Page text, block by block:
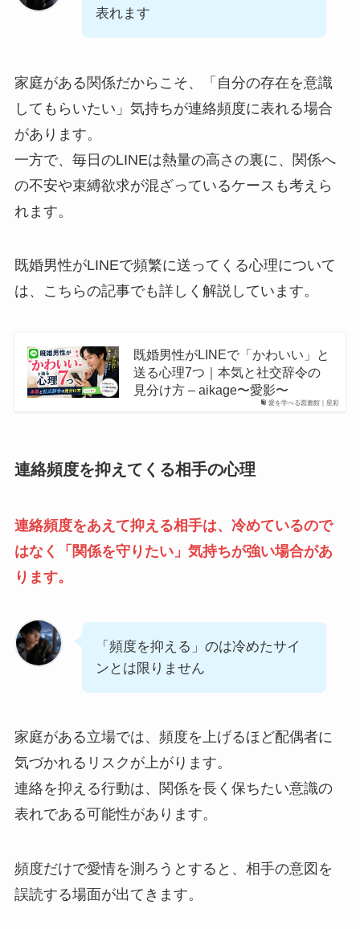
表れます
家庭がある関係だからこそ、「自分の存在を意識
してもらいたい」気持ちが連絡頻度に表れる場合
があります。
一方で、毎日のLINEは熱量の高さの裏に、関係へ
の不安や束縛欲求が混ざっているケースも考えら
れます。
既婚男性がLINEで頻繁に送ってくる心理について
は、こちらの記事でも詳しく解説しています。
愛を学べる図書館｜星彩
既婚男性がLINEで「かわいい」と
送る心理7つ｜本気と社交辞令の
見分け方 – aikage〜愛影〜
連絡頻度を抑えてくる相手の心理
連絡頻度をあえて抑える相手は、冷めているので
はなく「関係を守りたい」気持ちが強い場合があ
ります。
「頻度を抑える」のは冷めたサイ
ンとは限りません
家庭がある立場では、頻度を上げるほど配偶者に
気づかれるリスクが上がります。
連絡を抑える行動は、関係を長く保ちたい意識の
表れである可能性があります。
頻度だけで愛情を測ろうとすると、相手の意図を
誤読する場面が出てきます。